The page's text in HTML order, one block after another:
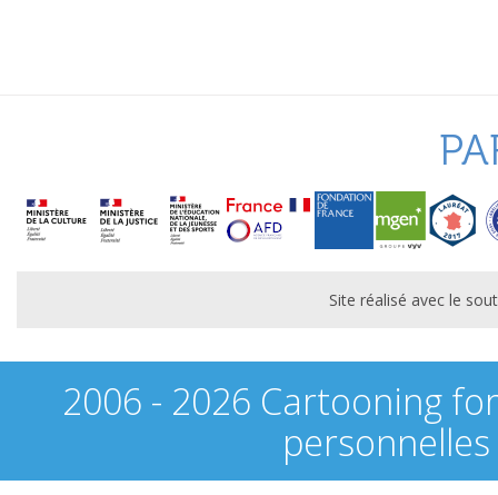
Site réalisé avec le
2006 - 2026 Cartooning
personnelles